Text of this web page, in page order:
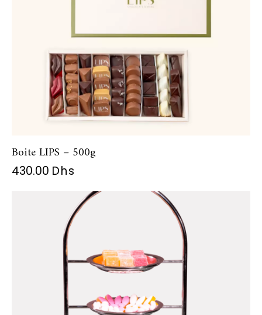
Boite LIPS – 500g
430.00 Dhs